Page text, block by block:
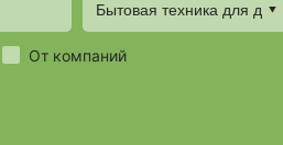
Бытовая техника для дома
От компаний